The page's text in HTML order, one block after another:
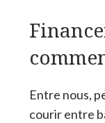
Entre nous,
courir entre